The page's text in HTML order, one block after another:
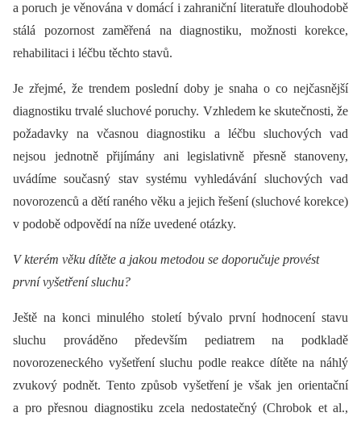
a poruch je věnována v domácí i zahraniční literatuře dlouhodobě
stálá pozornost zaměřená na diagnostiku, možnosti korekce,
rehabilitaci i léčbu těchto stavů.
Je zřejmé, že trendem poslední doby je snaha o co nejčasnější
diagnostiku trvalé sluchové poruchy. Vzhledem ke skutečnosti, že
požadavky na včasnou diagnostiku a léčbu sluchových vad
nejsou jednotně přijímány ani legislativně přesně stanoveny,
uvádíme současný stav systému vyhledávání sluchových vad
novorozenců a dětí raného věku a jejich řešení (sluchové korekce)
v podobě odpovědí na níže uvedené otázky.
V kterém věku dítěte a jakou metodou se doporučuje provést
první vyšetření sluchu?
Ještě na konci minulého století bývalo první hodnocení stavu
sluchu prováděno především pediatrem na podkladě
novorozeneckého vyšetření sluchu podle reakce dítěte na náhlý
zvukový podnět. Tento způsob vyšetření je však jen orientační
a pro přesnou diagnostiku zcela nedostatečný (Chrobok et al.,